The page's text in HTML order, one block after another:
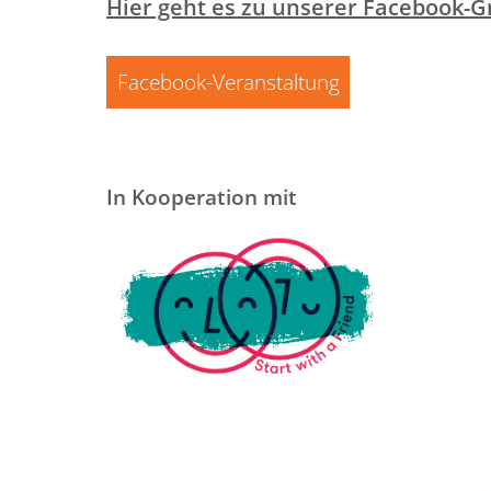
Hier geht es zu unserer Facebook-
Facebook-Veranstaltung
In Kooperation mit